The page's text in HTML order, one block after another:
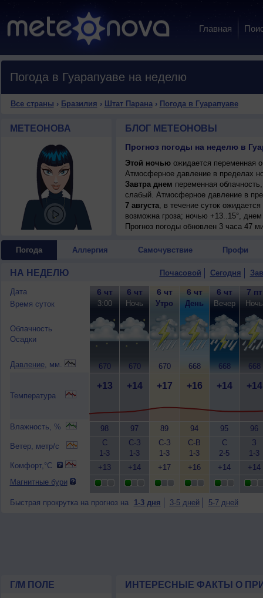
Главная
Погода в Гуарапуаве на неделю
Все страны › Бразилия › Штат Парана› Погода в Гуарапуаве
МЕТЕОНОВА БЛОГ МЕТЕОНОВЫ
Прогноз погоды на неделю в
Этой ночьюожидается переменная
Атмосферное давление в пределах
Завтра днем переменная
слабый. Атмосферное давление в
7 августа, в течение суток
возможна гроза; ночью +13..15°,
Прогноз погоды обновлен 3 часа 47
Погода Аллергия Самочувствие Профи
НА НЕДЕЛЮ Почасовой Сегодня
Дата
Время суток
Облачность
Осадки
Давление, мм.
Температура
Влажность, %
Ветер, метр/с
Комфорт,°C
Магнитные бури
6 чт
3:00
670
+13
98
С
1-3
+13
6 чт
Ночь
670
+14
97
С-З
1-3
+14
6 чт
Утро
670
+17
89
С-З
1-3
+17
6 чт
День
668
+16
94
С-В
1-3
+16
6 чт
Вечер
668
+14
95
С
2-5
+14
7 пт
Ночь
668
+14
96
З
1-3
+14
Быстрая прокрутка на прогноз на 1-3 дня 3-5 дней 5-7 дней
Г/М ПОЛЕ ИНТЕРЕСНЫЕ ФАКТЫ О